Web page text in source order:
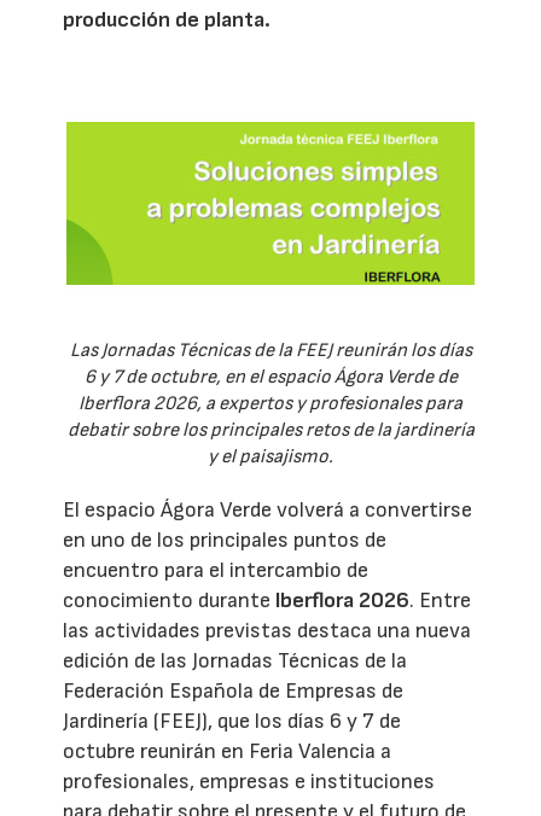
producción de planta.
Las Jornadas Técnicas de la FEEJ reunirán los días
6 y 7 de octubre, en el espacio Ágora Verde de
Iberflora 2026, a expertos y profesionales para
debatir sobre los principales retos de la jardinería
y el paisajismo.
El espacio Ágora Verde volverá a convertirse
en uno de los principales puntos de
encuentro para el intercambio de
conocimiento durante Iberflora 2026. Entre
las actividades previstas destaca una nueva
edición de las Jornadas Técnicas de la
Federación Española de Empresas de
Jardinería (FEEJ), que los días 6 y 7 de
octubre reunirán en Feria Valencia a
profesionales, empresas e instituciones